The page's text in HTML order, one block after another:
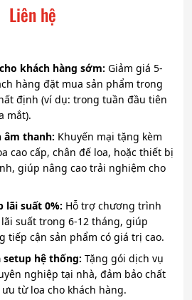
Liên hệ
khách hàng sớm: Giảm giá 5-
hàng đặt mua sản phẩm trong
định (ví dụ: trong tuần đầu tiên
mắt).
âm thanh: Khuyến mại tặng kèm
cao cấp, chân đế loa, hoặc thiết bị
giúp nâng cao trải nghiệm cho
lãi suất 0%: Hỗ trợ chương trình
suất trong 6-12 tháng, giúp
tiếp cận sản phẩm có giá trị cao.
setup hệ thống: Tặng gói dịch vụ
nghiệp tại nhà, đảm bảo chất
từ loa cho khách hàng.